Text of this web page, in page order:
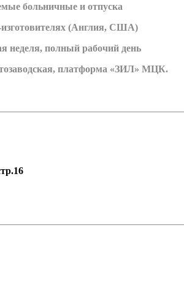
больничные и отпуска
изготовителях (Англия, США)
неделя, полный рабочий день
платформа «ЗИЛ» МЦК.